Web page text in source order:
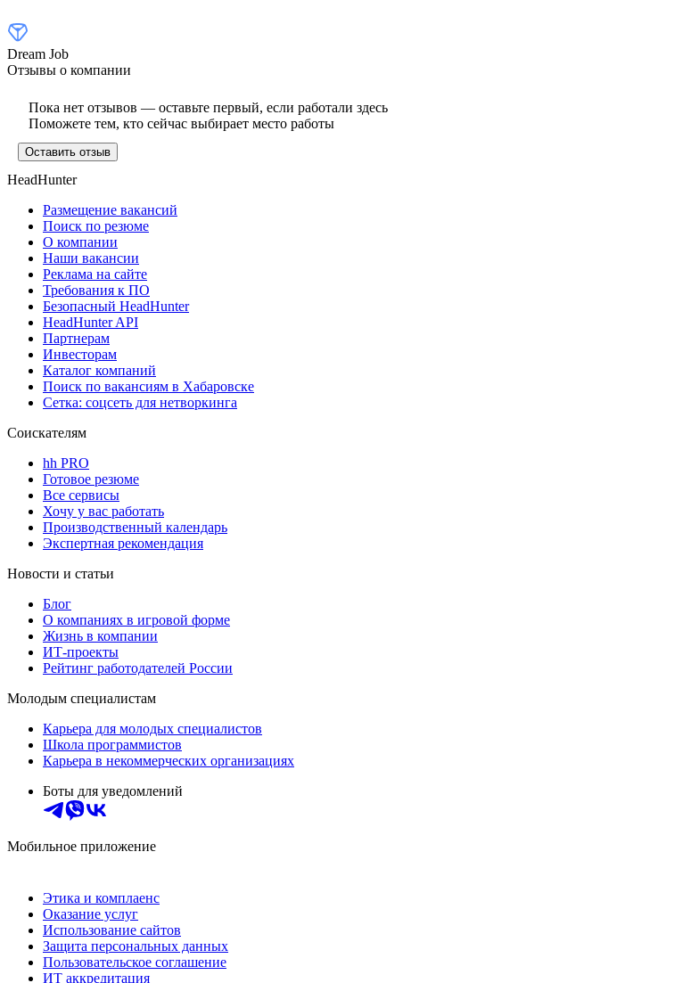
Dream Job
Отзывы о компании
Пока нет отзывов — оставьте первый, если работали здесь
Поможете тем, кто сейчас выбирает место работы
Оставить отзыв
HeadHunter
Размещение вакансий
Поиск по резюме
О компании
Наши вакансии
Реклама на сайте
Требования к ПО
Безопасный HeadHunter
HeadHunter API
Партнерам
Инвесторам
Каталог компаний
Поиск по вакансиям в Хабаровске
Сетка: соцсеть для нетворкинга
Соискателям
hh PRO
Готовое резюме
Все сервисы
Хочу у вас работать
Производственный календарь
Экспертная рекомендация
Новости и статьи
Блог
О компаниях в игровой форме
Жизнь в компании
ИТ-проекты
Рейтинг работодателей России
Молодым специалистам
Карьера для молодых специалистов
Школа программистов
Карьера в некоммерческих организациях
Боты для уведомлений
Мобильное приложение
Этика и комплаенс
Оказание услуг
Использование сайтов
Защита персональных данных
Пользовательское соглашение
ИТ аккредитация